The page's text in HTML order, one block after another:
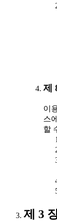
제
이
스
할
제 3